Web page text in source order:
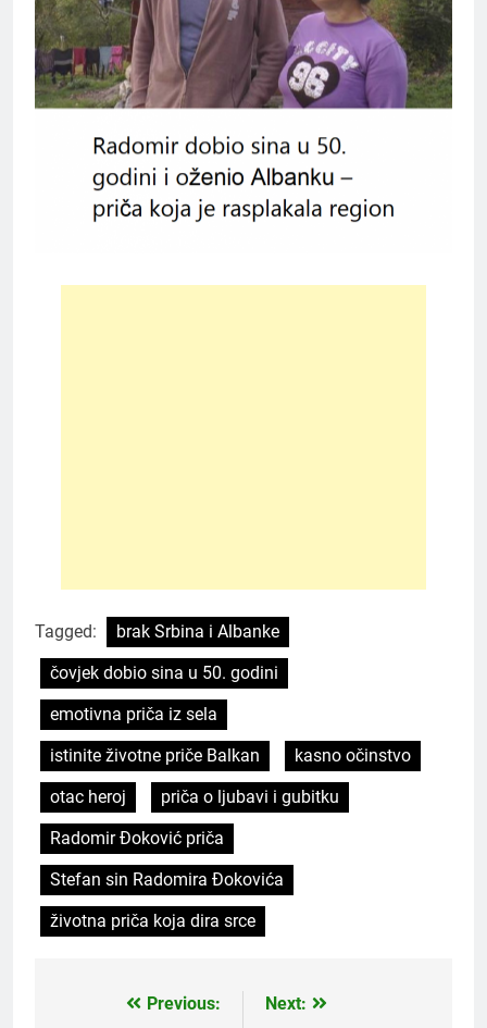
Tagged:
brak Srbina i Albanke
čovjek dobio sina u 50. godini
emotivna priča iz sela
istinite životne priče Balkan
kasno očinstvo
otac heroj
priča o ljubavi i gubitku
Radomir Đoković priča
Stefan sin Radomira Đokovića
životna priča koja dira srce
Previous: Next: